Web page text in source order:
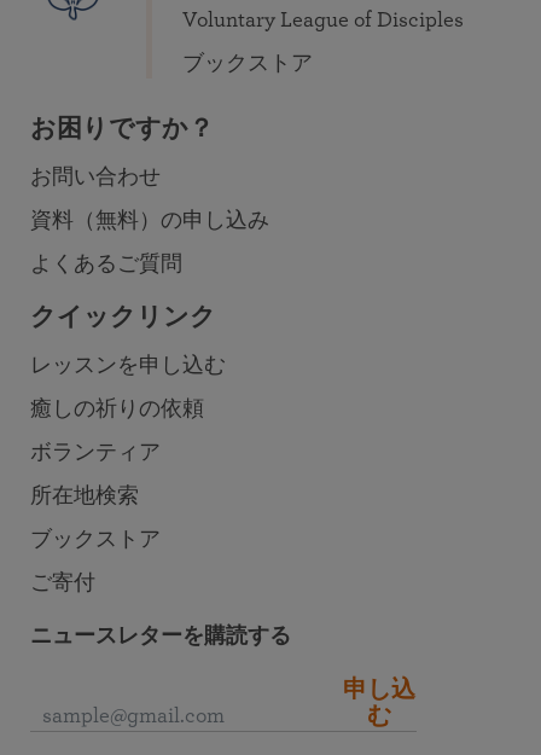
Voluntary League of Disciples
ブックストア
お困りですか？
お問い合わせ
資料（無料）の申し込み
よくあるご質問
クイックリンク
レッスンを申し込む
癒しの祈りの依頼
ボランティア
所在地検索
ブックストア
ご寄付
ニュースレターを購読する
申し込
む